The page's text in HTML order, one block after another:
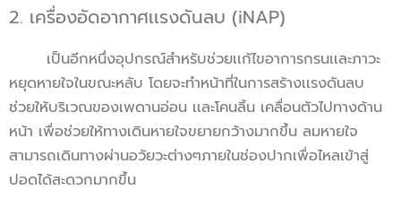
2. เครื่องอัดอากาศเเรงดันลบ (iNAP)
เป็นอีกหนึ่งอุปกรณ์สำหรับช่วยเเก้ไขอาการกรนเเละภาวะ
หยุดหายใจในขณะหลับ โดยจะทำหน้าที่ในการสร้างเเรงดันลบ
ช่วยให้บริเวณของเพดานอ่อน เเละโคนลิ้น เคลื่อนตัวไปทางด้าน
หน้า เพื่อช่วยให้ทางเดินหายใจขยายกว้างมากขึ้น ลมหายใจ
สามารถเดินทางผ่านอวัยวะต่างๆภายในช่องปากเพื่อไหลเข้าสู่
ปอดได้สะดวกมากขึ้น